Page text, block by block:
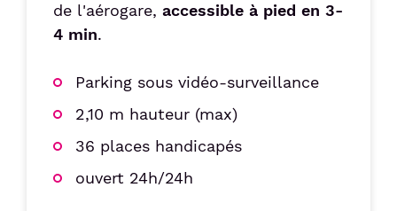
de l'aérogare, accessible à pied en 3-
4 min.
Parking sous vidéo-surveillance
2,10 m hauteur (max)
36 places handicapés
ouvert 24h/24h